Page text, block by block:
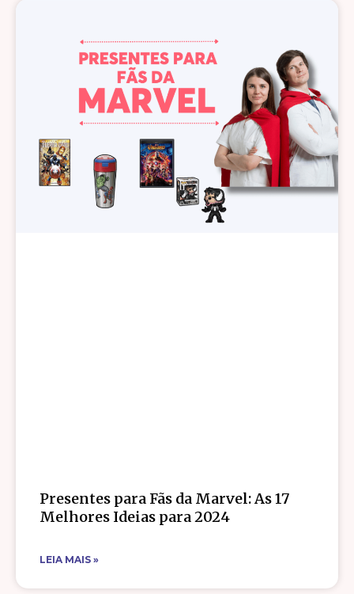
Presentes para Fãs da Marvel: As 17
Melhores Ideias para 2024
LEIA MAIS »